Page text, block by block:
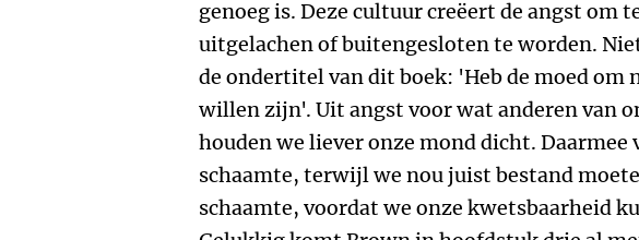
genoeg is. Deze cultuur creëert de angst om
uitgelachen of buitengesloten te worden.
de ondertitel van dit boek: 'Heb de moed om
willen zijn'. Uit angst voor wat anderen van
houden we liever onze mond dicht. Daarmee
schaamte, terwijl we nou juist bestand
schaamte, voordat we onze kwetsbaarheid